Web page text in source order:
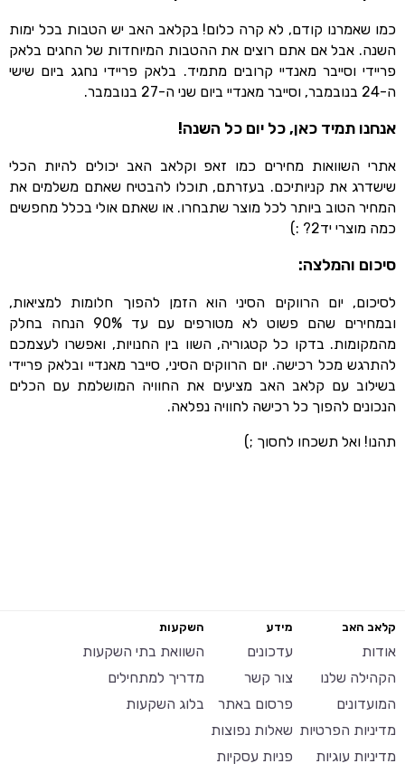
כמו שאמרנו קודם, לא קרה כלום! בקלאב האב יש הטבות בכל ימות
השנה. אבל אם אתם רוצים את ההטבות המיוחדות של החגים בלאק
פריידי וסייבר מאנדיי קרובים מתמיד. בלאק פריידי נחגג ביום שישי
ה-24 בנובמבר, וסייבר מאנדיי ביום שני ה-27 בנובמבר.
אנחנו תמיד כאן, כל יום כל השנה!
אתרי השוואות מחירים כמו זאפ וקלאב האב יכולים להיות הכלי
שישדרג את קניותיכם. בעזרתם, תוכלו להבטיח שאתם משלמים את
המחיר הטוב ביותר לכל מוצר שתבחרו. או שאתם אולי בכלל מחפשים
כמה מוצרי יד2? :)
סיכום והמלצה:
לסיכום, יום הרווקים הסיני הוא הזמן להפוך חלומות למציאות,
ובמחירים שהם פשוט לא מטורפים עם עד 90% הנחה בחלק
מהמקומות. בדקו כל קטגוריה, השוו בין החנויות, ואפשרו לעצמכם
להתרגש מכל רכישה. יום הרווקים הסיני, סייבר מאנדיי ובלאק פריידי
בשילוב עם קלאב האב מציעים את החוויה המושלמת עם הכלים
הנכונים להפוך כל רכישה לחוויה נפלאה.
תהנו! ואל תשכחו לחסוך ;)
קלאב האב
אודות
הקהילה שלנו
המועדונים
מדיניות הפרטיות
מדיניות עוגיות
מידע
עדכונים
צור קשר
פרסום באתר
שאלות נפוצות
פניות עסקיות
השקעות
השוואת בתי השקעות
מדריך למתחילים
בלוג השקעות